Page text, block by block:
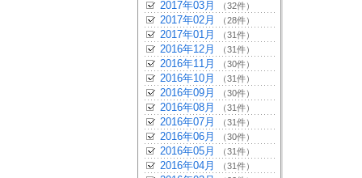
2017年03月 （32件）
2017年02月 （28件）
2017年01月 （31件）
2016年12月 （31件）
2016年11月 （30件）
2016年10月 （31件）
2016年09月 （30件）
2016年08月 （31件）
2016年07月 （31件）
2016年06月 （30件）
2016年05月 （31件）
2016年04月 （31件）